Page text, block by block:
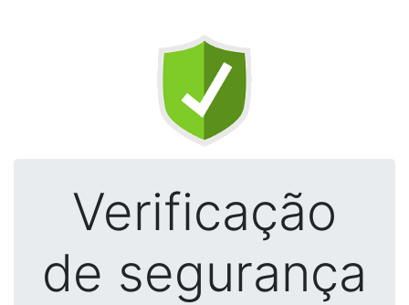
Verificação
de segurança